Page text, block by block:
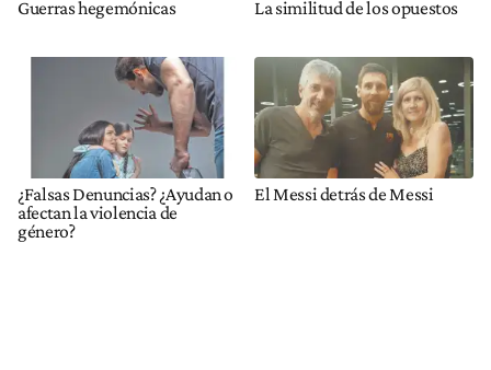
Guerras hegemónicas La similitud de los opuestos
¿Falsas Denuncias? ¿Ayudan o
afectan la violencia de
género?
El Messi detrás de Messi